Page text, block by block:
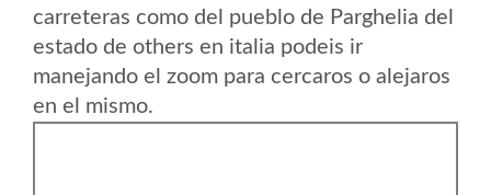
carreteras como del pueblo de Parghelia del
estado de others en italia podeis ir
manejando el zoom para cercaros o alejaros
en el mismo.